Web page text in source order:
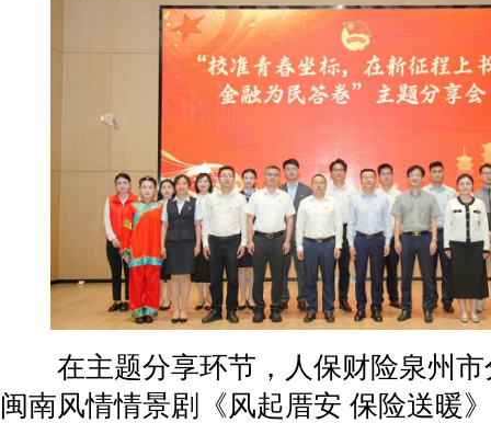
在主题分享环节，人保财险泉州市
闽南风情情景剧《风起厝安 保险送暖